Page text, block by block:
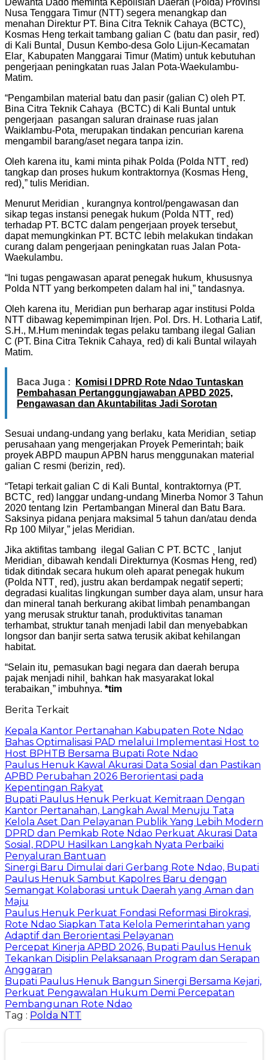
Nusa Tenggara Timur (NTT) segera menangkap dan
menahan Direktur PT. Bina Citra Teknik Cahaya (BCTC)¸
Kosmas Heng terkait tambang galian C (batu dan pasir¸ red)
di Kali Buntal¸ Dusun Kembo-desa Golo Lijun-Kecamatan
Elar¸ Kabupaten Manggarai Timur (Matim) untuk kebutuhan
pengerjaan peningkatan ruas Jalan Pota-Waekulambu-
Matim.
“Pengambilan material batu dan pasir (galian C) oleh PT.
Bina Citra Teknik Cahaya (BCTC) di Kali Buntal untuk
pengerjaan pasangan saluran drainase ruas jalan
Waiklambu-Pota¸ merupakan tindakan pencurian karena
mengambil barang/aset negara tanpa izin.
Oleh karena itu¸ kami minta pihak Polda (Polda NTT¸ red)
tangkap dan proses hukum kontraktornya (Kosmas Heng¸
red)¸” tulis Meridian.
Menurut Meridian ¸ kurangnya kontrol/pengawasan dan
sikap tegas instansi penegak hukum (Polda NTT¸ red)
terhadap PT. BCTC dalam pengerjaan proyek tersebut¸
dapat memungkinkan PT. BCTC lebih melakukan tindakan
curang dalam pengerjaan peningkatan ruas Jalan Pota-
Waekulambu.
“Ini tugas pengawasan aparat penegak hukum¸ khususnya
Polda NTT yang berkompeten dalam hal ini¸” tandasnya.
Oleh karena itu¸ Meridian pun berharap agar institusi Polda
NTT dibawag kepemimpinan Irjen. Pol. Drs. H. Lotharia Latif,
S.H., M.Hum menindak tegas pelaku tambang ilegal Galian
C (PT. Bina Citra Teknik Cahaya¸ red) di kali Buntal wilayah
Matim.
Baca Juga :
Komisi I DPRD Rote Ndao Tuntaskan
Pembahasan Pertanggungjawaban APBD 2025,
Pengawasan dan Akuntabilitas Jadi Sorotan
Sesuai undang-undang yang berlaku¸ kata Meridian¸ setiap
perusahaan yang mengerjakan Proyek Pemerintah; baik
proyek ABPD maupun APBN harus menggunakan material
galian C resmi (berizin¸ red).
“Tetapi terkait galian C di Kali Buntal¸ kontraktornya (PT.
BCTC¸ red) langgar undang-undang Minerba Nomor 3 Tahun
2020 tentang Izin Pertambangan Mineral dan Batu Bara.
Saksinya pidana penjara maksimal 5 tahun dan/atau denda
Rp 100 Milyar¸” jelas Meridian.
Jika aktifitas tambang ilegal Galian C PT. BCTC ¸ lanjut
Meridian¸ dibawah kendali Direkturnya (Kosmas Heng¸ red)
tidak ditindak secara hukum oleh aparat penegak hukum
(Polda NTT¸ red), justru akan berdampak negatif seperti;
degradasi kualitas lingkungan sumber daya alam, unsur hara
dan mineral tanah berkurang akibat limbah penambangan
yang merusak struktur tanah, produktivitas tanaman
terhambat, struktur tanah menjadi labil dan menyebabkan
longsor dan banjir serta satwa terusik akibat kehilangan
habitat.
“Selain itu¸ pemasukan bagi negara dan daerah berupa
pajak menjadi nihil¸ bahkan hak masyarakat lokal
terabaikan¸” imbuhnya. *tim
Berita Terkait
Kepala Kantor Pertanahan Kabupaten Rote Ndao
Bahas Optimalisasi PAD melalui Implementasi Host to
Host BPHTB Bersama Bupati Rote Ndao
Paulus Henuk Kawal Akurasi Data Sosial dan Pastikan
APBD Perubahan 2026 Berorientasi pada
Kepentingan Rakyat
Bupati Paulus Henuk Perkuat Kemitraan Dengan
Kantor Pertanahan, Langkah Awal Menuju Tata
Kelola Aset Dan Pelayanan Publik Yang Lebih Modern
DPRD dan Pemkab Rote Ndao Perkuat Akurasi Data
Sosial, RDPU Hasilkan Langkah Nyata Perbaiki
Penyaluran Bantuan
Sinergi Baru Dimulai dari Gerbang Rote Ndao, Bupati
Paulus Henuk Sambut Kapolres Baru dengan
Semangat Kolaborasi untuk Daerah yang Aman dan
Maju
Paulus Henuk Perkuat Fondasi Reformasi Birokrasi,
Rote Ndao Siapkan Tata Kelola Pemerintahan yang
Adaptif dan Berorientasi Pelayanan
Percepat Kinerja APBD 2026, Bupati Paulus Henuk
Tekankan Disiplin Pelaksanaan Program dan Serapan
Anggaran
Bupati Paulus Henuk Bangun Sinergi Bersama Kejari,
Perkuat Pengawalan Hukum Demi Percepatan
Pembangunan Rote Ndao
Tag : Polda NTT